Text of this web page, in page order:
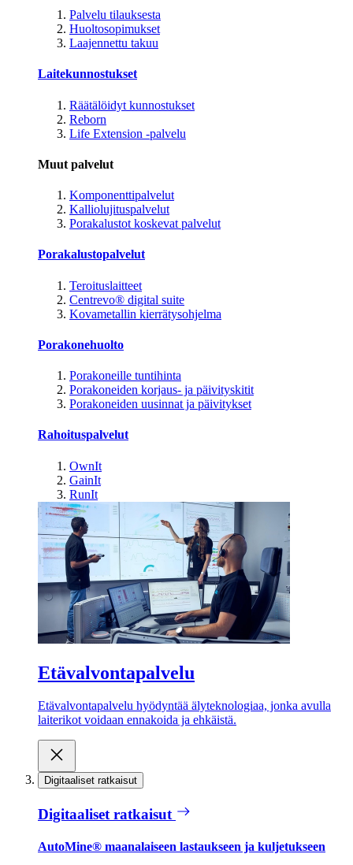
Palvelu tilauksesta
Huoltosopimukset
Laajennettu takuu
Laitekunnostukset
Räätälöidyt kunnostukset
Reborn
Life Extension -palvelu
Muut palvelut
Komponenttipalvelut
Kalliolujituspalvelut
Porakalustot koskevat palvelut
Porakalustopalvelut
Teroituslaitteet
Centrevo® digital suite
Kovametallin kierrätysohjelma
Porakonehuolto
Porakoneille tuntihinta
Porakoneiden korjaus- ja päivityskitit
Porakoneiden uusinnat ja päivitykset
Rahoituspalvelut
OwnIt
GainIt
RunIt
Etävalvontapalvelu
Etävalvontapalvelu hyödyntää älyteknologiaa, jonka avulla
laiterikot voidaan ennakoida ja ehkäistä.
Digitaaliset ratkaisut
Digitaaliset ratkaisut
AutoMine® maanalaiseen lastaukseen ja kuljetukseen